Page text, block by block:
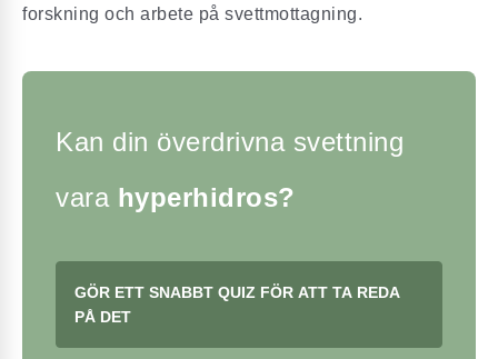
forskning och arbete på svettmottagning.
Kan din överdrivna svettning
vara hyperhidros?
GÖR ETT SNABBT QUIZ FÖR ATT TA REDA
PÅ DET